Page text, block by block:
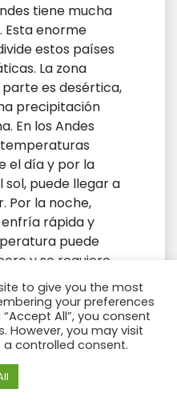
tiene mucha
Esta enorme
estos países
La zona
es desértica,
precipitación
En los Andes
el día y por la
puede llegar a
Por la noche,
rápida y
puede
y se requiere
época para
es de mayo a
es seco y las
más bajas, pero
despejado y
escasas. En la
es en
to give you the most
your preferences
All”, you consent
However, you may visit
a controlled consent.